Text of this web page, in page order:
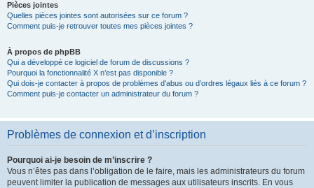
Pièces jointes
Quelles pièces jointes sont autorisées sur ce forum ?
Comment puis-je retrouver toutes mes pièces jointes ?
À propos de phpBB
Qui a développé ce logiciel de forum de discussions ?
Pourquoi la fonctionnalité X n’est pas disponible ?
Qui dois-je contacter à propos de problèmes d’abus ou d’ordres légaux liés à ce forum ?
Comment puis-je contacter un administrateur du forum ?
Problèmes de connexion et d’inscription
Pourquoi ai-je besoin de m’inscrire ?
Vous n’êtes pas dans l’obligation de le faire, mais les administrateurs du forum
peuvent limiter la publication de messages aux utilisateurs inscrits. En vous